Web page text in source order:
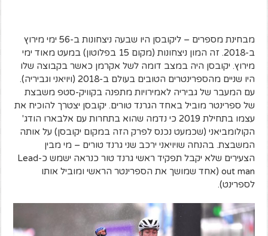
מבחינת מספרים – ליקובסן היו שבעה ניצחונות ב-56 ימי מירוץ
ב-2018. זה המון ניצחונות (מקום 15 בפלוטון) במעט מאוד ימי
מירוץ. יקובסן היה במצב דומה לשל אקרמן כאשר בקבוצה שלו
היו שניים מהספרינטרים הטובים בעולם ב-2018 (ויויאני וגביריה).
עם המעבר של גביריה לאמירויות מתפנה בקוויק-סטפ משבצת
של ספרינטר מוביל באחד הגרנד טורים. יקובסן יצטרך להוכיח את
עצמו בתחילת 2019 כי נדמה שהוא בתחרות עם אלבארו הודג'
הקולומביאני (שכמעט נכנס לפרק הזה במקום יקובסן) על אותה
המשבצת. בהנחה שויויאני ירכב שני גרנד טורים – מי מבין
הצעירים שלא יקבל תפקיד ראשי גרנד טור כנראה ישמש כ-Lead
out man (אחד שמושך את הספרינטר הראשי ומוביל אותו
לספרינט).